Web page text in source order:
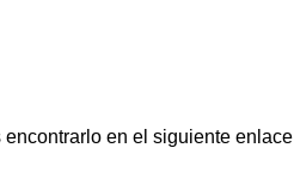
en el siguiente enlace